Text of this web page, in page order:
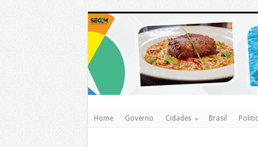
Home Governo Cidades Brasil